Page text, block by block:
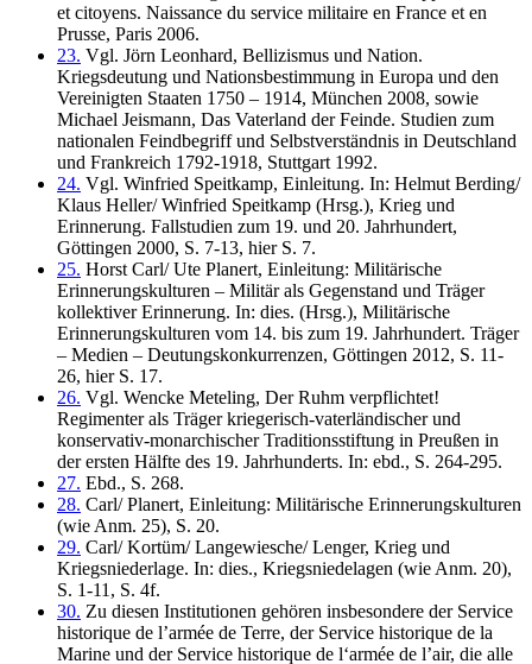
et citoyens. Naissance du service militaire en France et en
Prusse, Paris 2006.
23. Vgl. Jörn Leonhard, Bellizismus und Nation.
Kriegsdeutung und Nationsbestimmung in Europa und den
Vereinigten Staaten 1750 – 1914, München 2008, sowie
Michael Jeismann, Das Vaterland der Feinde. Studien zum
nationalen Feindbegriff und Selbstverständnis in Deutschland
und Frankreich 1792-1918, Stuttgart 1992.
24. Vgl. Winfried Speitkamp, Einleitung. In: Helmut Berding/
Klaus Heller/ Winfried Speitkamp (Hrsg.), Krieg und
Erinnerung. Fallstudien zum 19. und 20. Jahrhundert,
Göttingen 2000, S. 7-13, hier S. 7.
25. Horst Carl/ Ute Planert, Einleitung: Militärische
Erinnerungskulturen – Militär als Gegenstand und Träger
kollektiver Erinnerung. In: dies. (Hrsg.), Militärische
Erinnerungskulturen vom 14. bis zum 19. Jahrhundert. Träger
– Medien – Deutungskonkurrenzen, Göttingen 2012, S. 11-
26, hier S. 17.
26. Vgl. Wencke Meteling, Der Ruhm verpflichtet!
Regimenter als Träger kriegerisch-vaterländischer und
konservativ-monarchischer Traditionsstiftung in Preußen in
der ersten Hälfte des 19. Jahrhunderts. In: ebd., S. 264-295.
27. Ebd., S. 268.
28. Carl/ Planert, Einleitung: Militärische Erinnerungskulturen
(wie Anm. 25), S. 20.
29. Carl/ Kortüm/ Langewiesche/ Lenger, Krieg und
Kriegsniederlage. In: dies., Kriegsniedelagen (wie Anm. 20),
S. 1-11, S. 4f.
30. Zu diesen Institutionen gehören insbesondere der Service
historique de l’armée de Terre, der Service historique de la
Marine und der Service historique de l‘armée de l’air, die alle